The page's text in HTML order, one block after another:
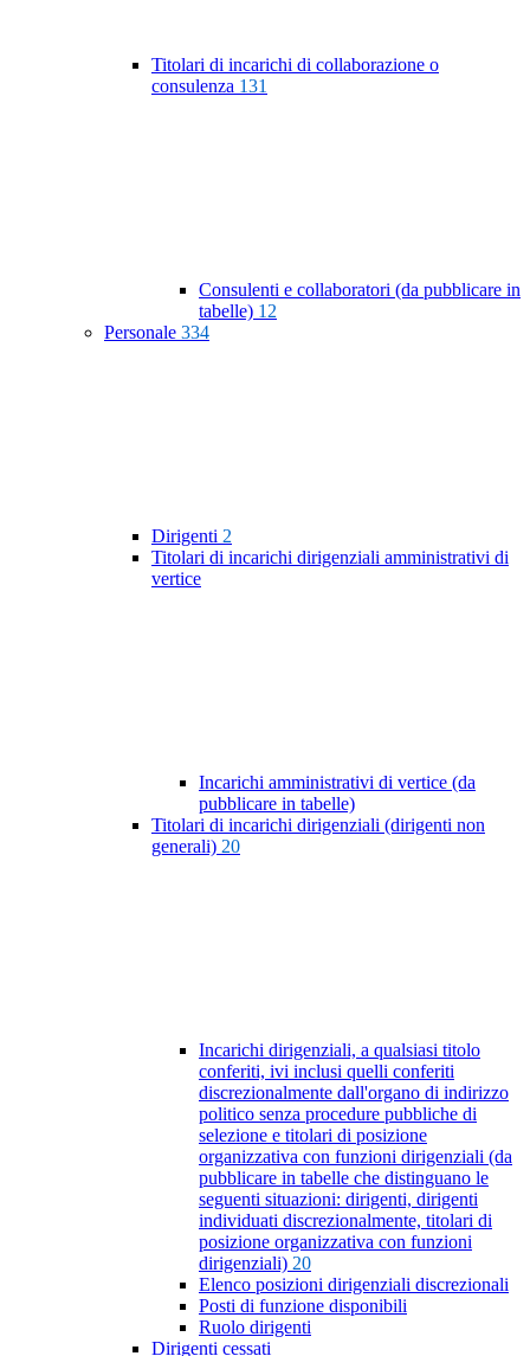
Titolari di incarichi di collaborazione o
consulenza 131
Consulenti e collaboratori (da pubblicare in
tabelle) 12
Personale 334
Dirigenti 2
Titolari di incarichi dirigenziali amministrativi di
vertice
Incarichi amministrativi di vertice (da
pubblicare in tabelle)
Titolari di incarichi dirigenziali (dirigenti non
generali) 20
Incarichi dirigenziali, a qualsiasi titolo
conferiti, ivi inclusi quelli conferiti
discrezionalmente dall'organo di indirizzo
politico senza procedure pubbliche di
selezione e titolari di posizione
organizzativa con funzioni dirigenziali (da
pubblicare in tabelle che distinguano le
seguenti situazioni: dirigenti, dirigenti
individuati discrezionalmente, titolari di
posizione organizzativa con funzioni
dirigenziali) 20
Elenco posizioni dirigenziali discrezionali
Posti di funzione disponibili
Ruolo dirigenti
Dirigenti cessati